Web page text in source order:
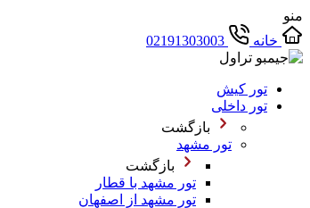
منو
خانه
02191303003
تور کیش
تور داخلی
بازگشت
تور مشهد
بازگشت
تور مشهد با قطار
تور مشهد از اصفهان